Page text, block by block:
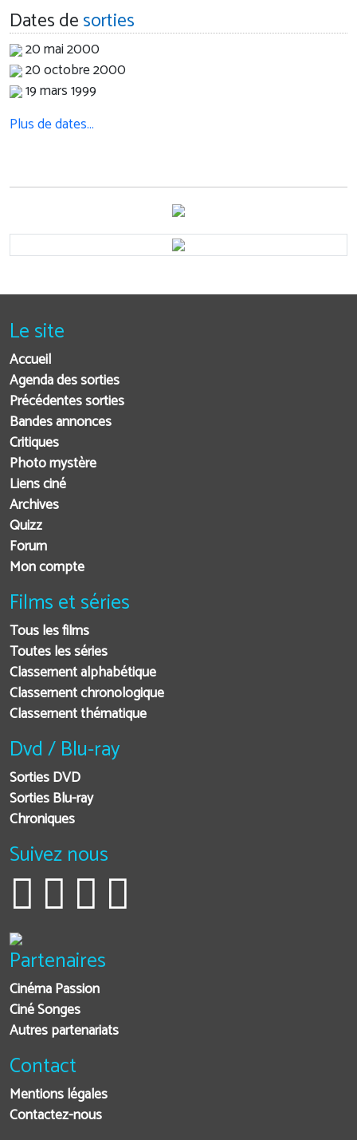
Dates desorties
20 mai 2000
20 octobre 2000
19 mars 1999
Plus de dates…
Le site
Accueil
Agenda des sorties
Précédentes sorties
Bandes annonces
Critiques
Photo mystère
Liens ciné
Archives
Quizz
Forum
Mon compte
Films et séries
Tous les films
Toutes les séries
Classement alphabétique
Classement chronologique
Classement thématique
Dvd / Blu-ray
Sorties DVD
Sorties Blu-ray
Chroniques
Suivez nous
Partenaires
Cinéma Passion
Ciné Songes
Autres partenariats
Contact
Mentions légales
Contactez-nous